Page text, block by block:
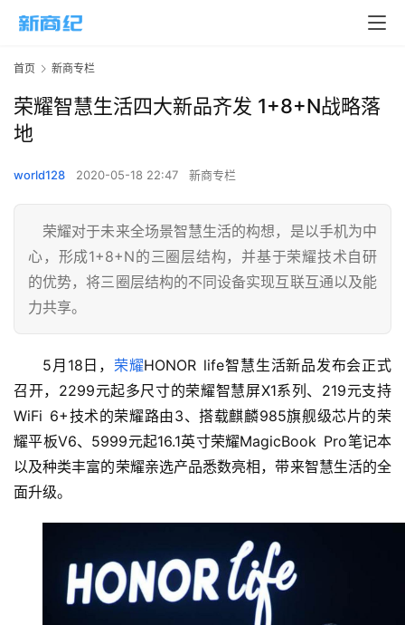
首页 新商专栏
荣耀智慧生活四大新品齐发 1+8+N战略落
地
world128 2020-05-18 22:47 新商专栏
荣耀对于未来全场景智慧生活的构想，是以手机为中
心，形成1+8+N的三圈层结构，并基于荣耀技术自研
的优势，将三圈层结构的不同设备实现互联互通以及能
力共享。
5月18日， 荣耀HONOR life智慧生活新品发布会正式
召开，2299元起多尺寸的荣耀智慧屏X1系列、219元支持
WiFi 6+技术的荣耀路由3、搭载麒麟985旗舰级芯片的荣
耀平板V6、5999元起16.1英寸荣耀MagicBook Pro笔记本
以及种类丰富的荣耀亲选产品悉数亮相，带来智慧生活的全
面升级。